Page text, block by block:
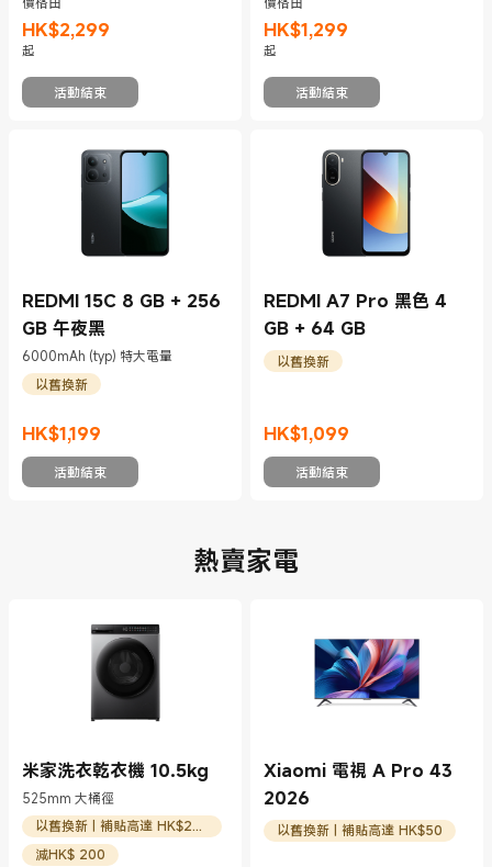
HK$2,299
現價 HK$2299
起
活動結束
HK$1,299
現價 HK$1299
起
活動結束
REDMI 15C 8 GB + 256
GB 午夜黑
6000mAh (typ) 特大電量
以舊換新
HK$1,199
現價 HK$1199
活動結束
REDMI A7 Pro 黑色 4
GB + 64 GB
以舊換新
HK$1,099
現價 HK$1099
活動結束
熱賣家電
米家洗衣乾衣機 10.5kg
525mm 大桶徑
以舊換新 | 補貼高達 HK$200
減HK$ 200
Xiaomi 電視 A Pro 43
2026
以舊換新 | 補貼高達 HK$50